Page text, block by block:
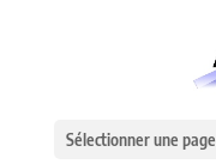
Sélectionner une page